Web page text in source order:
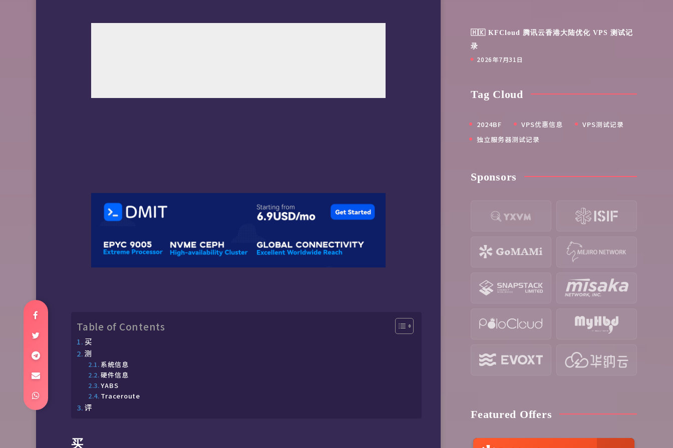
Table of Contents
买
测
系统信息
硬件信息
YABS
Traceroute
评
买
🇭🇰 KFCloud 腾讯云香港大陆优化 VPS 测试记
录
2026年7月31日
Tag Cloud
2024BF VPS优惠信息
VPS测试记录
独立服务器测试记录
Sponsors
Featured Offers